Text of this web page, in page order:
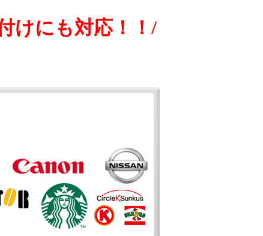
けにも対応！！/